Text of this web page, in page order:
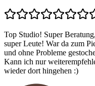
Top Studio! Super
super Leute! War da zum
und ohne Probleme
Kann ich nur
wieder dort hingehen :)